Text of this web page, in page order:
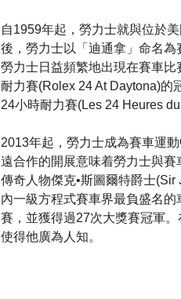
自1959年起，勞力士就與位於
後，勞力士以「迪通拿」命名
勞力士日益頻繁地出現在賽車
耐力賽(Rolex 24 At Daytona)
24小時耐力賽(Les 24 Heures
2013年起，勞力士成為賽車運
遠合作的開展意味着勞力士與
傳奇人物傑克•斯圖爾特爵士
內一級方程式賽車界最負盛名
賽，並獲得過27次大獎賽冠軍
使得他廣為人知。